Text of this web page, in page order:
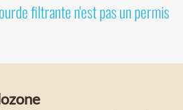
filtrante n'est pas un permis